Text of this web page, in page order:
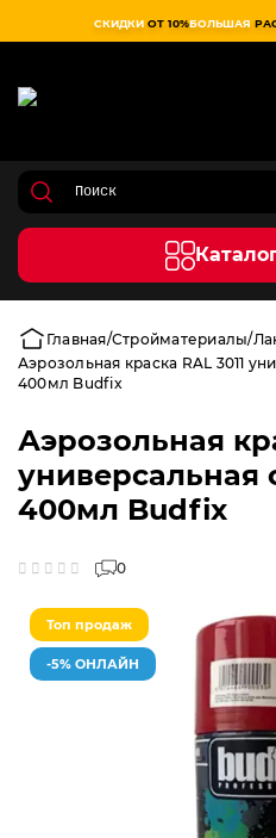
СКИДКИ ОТ 10%БОЛЬШАЯ
Главная Стройматериалы
Аэрозольная краска RAL 3011
400мл Budfix
Аэрозольная
универсальная
400мл Budfix
0
Топ продаж
-5% ОНЛАЙН